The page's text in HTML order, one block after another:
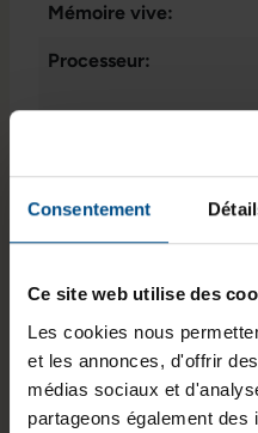
Consentement
Ce site web utilise des
Les cookies nous
et les annonces, d'offrir
médias sociaux et
partageons également
Informations sur
Mémoire vive:
Processeur:
GTIN/EAN :